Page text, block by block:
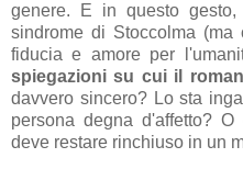
genere. E in questo
sindrome di Stoccolma
fiducia e amore per
spiegazioni su cui il
davvero sincero? Lo sta
persona degna d'affetto?
deve restare rinchiuso in un